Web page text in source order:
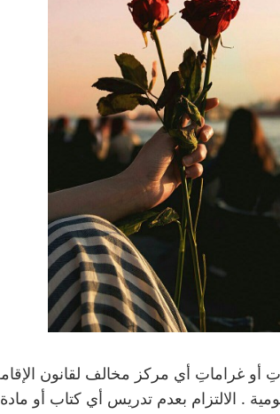
غراماتِ أي مركز مخالف لقانون الإقامة
. الالتزام بعدم تدريس أي كتاب أو